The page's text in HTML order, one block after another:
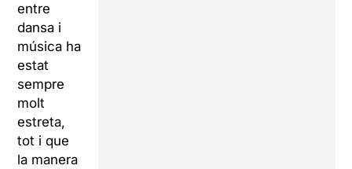
entre
dansa i
música ha
estat
sempre
molt
estreta,
tot i que
la manera